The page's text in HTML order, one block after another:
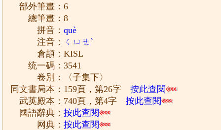
部外筆畫：6
總筆畫：8
拼音：què
注音：
ㄑㄩㄝˋ
倉頡：KISL
统一碼：3541
卷別：〈子集下〉
同文書局本：159頁，第26字按此查閱
武英殿本：740頁，第4字按此查閱
國語辭典：按此查閱
网典：按此查閱